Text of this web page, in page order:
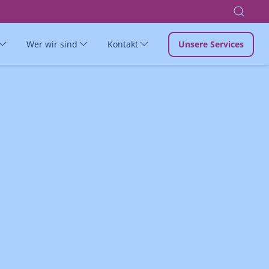
Wer wir sind Kontakt Unsere Services